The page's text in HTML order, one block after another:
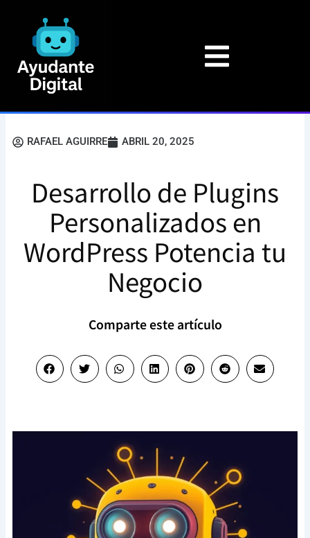
contenido
RAFAEL AGUIRRE ABRIL 20, 2025
Desarrollo de Plugins
Personalizados en
WordPress Potencia tu
Negocio
Comparte este artículo